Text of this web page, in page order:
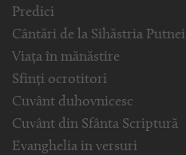
Predici
Cântări de la Sihăstria Putnei
Viața în mănăstire
Sfinți ocrotitori
Cuvânt duhovnicesc
Cuvânt din Sfânta Scriptură
Evanghelia in versuri